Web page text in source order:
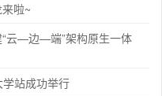
啦~
“云—边—端”架构原生一体
站成功举行